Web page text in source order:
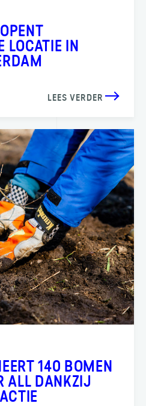
LOCATIE IN
LEES VERDER
140 BOMEN
ALL DANKZIJ